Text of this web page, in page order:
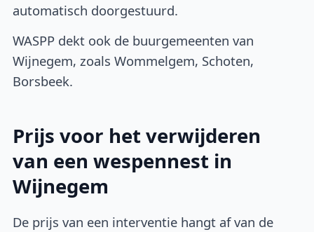
automatisch doorgestuurd.
WASPP dekt ook de buurgemeenten van
Wijnegem, zoals Wommelgem, Schoten,
Borsbeek.
Prijs voor het verwijderen
van een wespennest in
Wijnegem
De prijs van een interventie hangt af van de